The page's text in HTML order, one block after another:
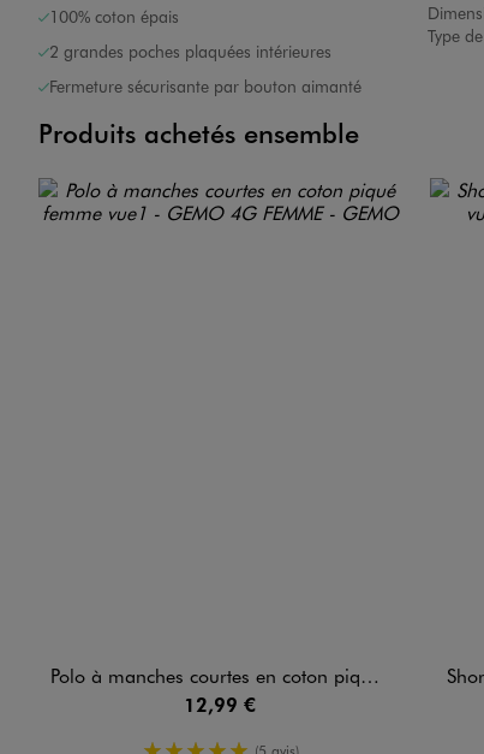
100% coton épais
2 grandes poches plaquées intérieures
Fermeture sécurisante par bouton aimanté
Type
Produits achetés ensemble
Polo à manches courtes en coton piqué femme
12,99 €